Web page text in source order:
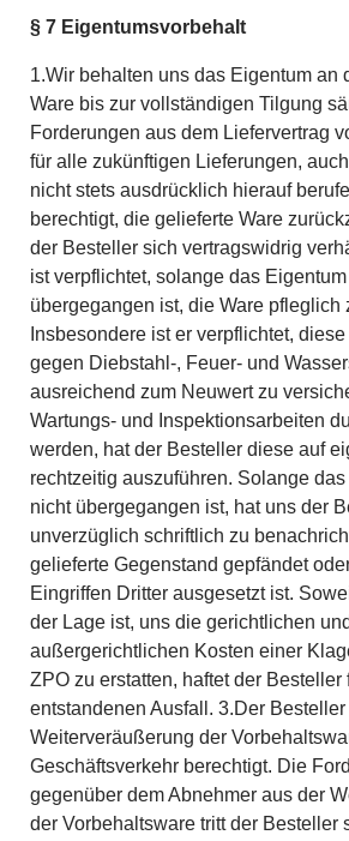
§ 7 Eigentumsvorbehalt
1.Wir behalten uns das Eigentum an
Ware bis zur vollständigen Tilgung
Forderungen aus dem Liefervertrag
für alle zukünftigen Lieferungen,
nicht stets ausdrücklich hierauf
berechtigt, die gelieferte Ware
der Besteller sich vertragswidrig
ist verpflichtet, solange das
übergegangen ist, die Ware pfleglich
Insbesondere ist er verpflichtet,
gegen Diebstahl-, Feuer- und
ausreichend zum Neuwert zu
Wartungs- und Inspektionsarbeiten
werden, hat der Besteller diese auf
rechtzeitig auszuführen. Solange
nicht übergegangen ist, hat uns der
unverzüglich schriftlich zu
gelieferte Gegenstand gepfändet
Eingriffen Dritter ausgesetzt ist.
der Lage ist, uns die gerichtlichen und
außergerichtlichen Kosten einer
ZPO zu erstatten, haftet der Besteller
entstandenen Ausfall. 3.Der Besteller
Weiterveräußerung der
Geschäftsverkehr berechtigt. Die
gegenüber dem Abnehmer aus der
der Vorbehaltsware tritt der Besteller